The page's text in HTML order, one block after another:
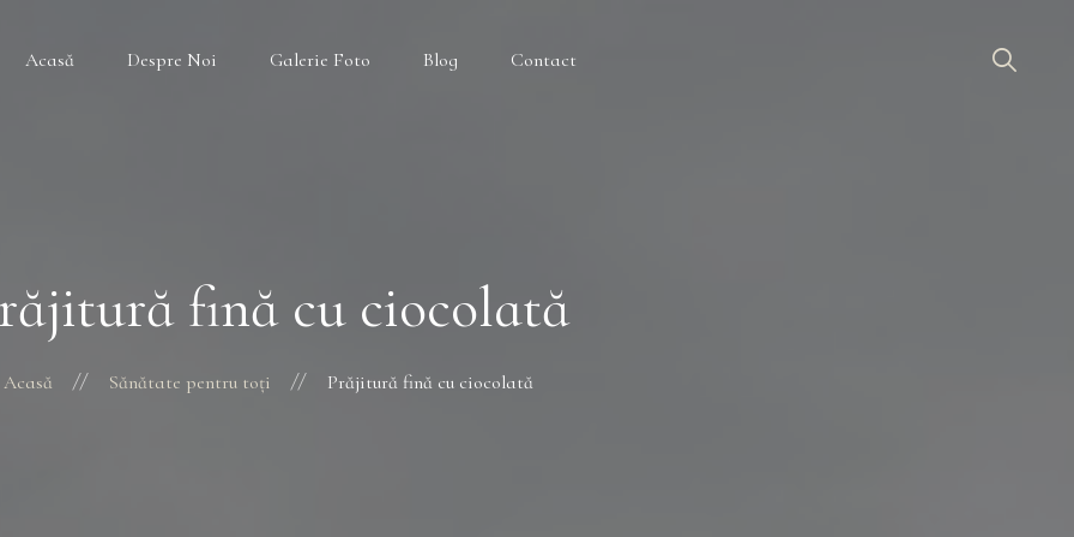
Acasă Despre Noi Galerie Foto Blog Contact
fină cu ciocolată
Acasă Sănătate pentru toți Prăjitură fină cu ciocolată